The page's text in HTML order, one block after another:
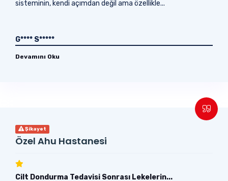
sisteminin, kendi açımdan değil ama özellikle...
G**** S*****
Devamını Oku
Şikayet
Özel Ahu Hastanesi
Cilt Dondurma Tedavisi Sonrası Lekelerin...